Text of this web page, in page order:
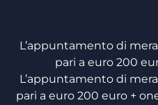
L’appuntamento di
pari a euro 200
L’appuntamento di
pari a euro 200 euro +